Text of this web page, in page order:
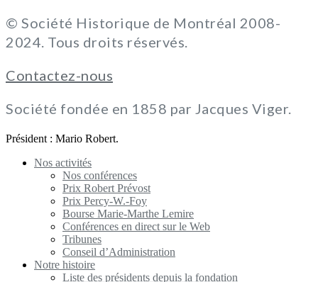
© Société Historique de Montréal 2008-
2024. Tous droits réservés.
Contactez-nous
Société fondée en 1858 par Jacques Viger.
Président : Mario Robert.
Nos activités
Nos conférences
Prix Robert Prévost
Prix Percy-W.-Foy
Bourse Marie-Marthe Lemire
Conférences en direct sur le Web
Tribunes
Conseil d’Administration
Notre histoire
Liste des présidents depuis la fondation